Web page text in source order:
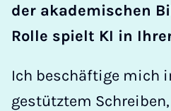
der akademischen
Rolle spielt KI in
Ich beschäftige mich
gestütztem